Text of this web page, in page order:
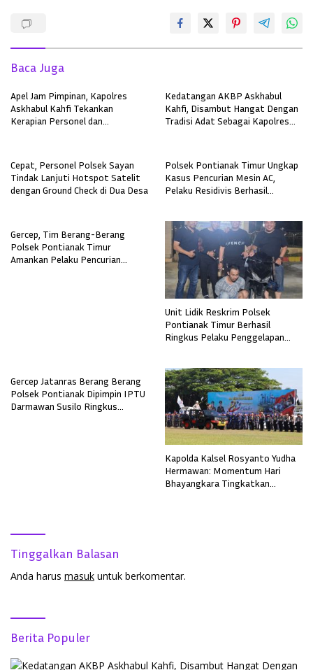
Baca Juga
Apel Jam Pimpinan, Kapolres
Askhabul Kahfi Tekankan
Kerapian Personel dan
Kedatangan AKBP Askhabul
Kahfi, Disambut Hangat Dengan
Tradisi Adat Sebagai Kapolres
Cepat, Personel Polsek Sayan
Tindak Lanjuti Hotspot Satelit
dengan Ground Check di Dua Desa
Polsek Pontianak Timur Ungkap
Kasus Pencurian Mesin AC,
Pelaku Residivis Berhasil
Gercep, Tim Berang-Berang
Polsek Pontianak Timur
Amankan Pelaku Pencurian
Unit Lidik Reskrim Polsek
Pontianak Timur Berhasil
Ringkus Pelaku Penggelapan
Gercep Jatanras Berang Berang
Polsek Pontianak Dipimpin IPTU
Darmawan Susilo Ringkus
Kapolda Kalsel Rosyanto Yudha
Hermawan: Momentum Hari
Bhayangkara Tingkatkan
Tinggalkan Balasan
Anda harus masuk untuk berkomentar.
Berita Populer